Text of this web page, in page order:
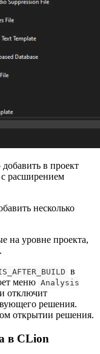
в проект
расширением
несколько
на уровне проекта,
в
меню Analysis
и отключит
решения.
открытии решения.
в CLion